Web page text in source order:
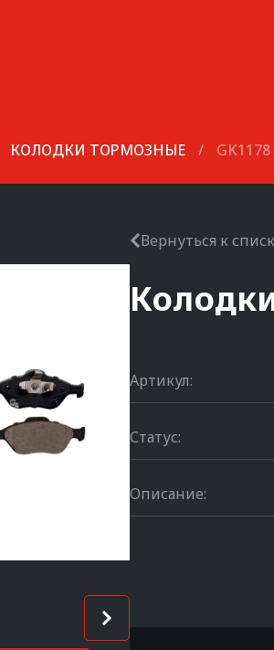
КОЛОДКИ ТОРМОЗНЫЕ / GK1178
Вернуться к
Артикул:
Статус:
Описание: